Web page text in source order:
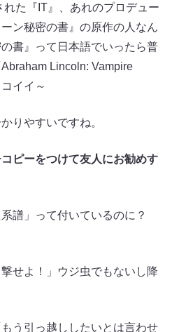
た『IT』、あれのプロデュー
ン秘密の書』の原作の人なん
書』って日本語でいったら普
Lincoln: Vampire
イイ～
りやすいですね。
ピーをつけて友人にお勧めす
系譜」って付いているのに？
撃せよ！」ウジ虫でもないし降
う引っ越ししたいとは言わせ